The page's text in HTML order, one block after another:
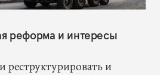
реформа и интересы
реструктурировать и